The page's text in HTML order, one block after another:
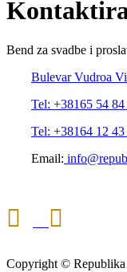
Bend za svadbe i
Bulevar Vudroa
Tel: +38165 54
Tel: +38164 12
Email:
Copyright © Republika